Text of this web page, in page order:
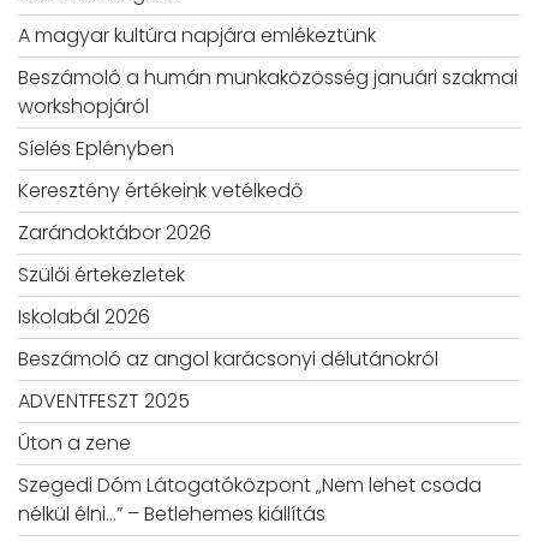
A magyar kultúra napjára emlékeztünk
Beszámoló a humán munkaközösség januári szakmai
workshopjáról
Síelés Eplényben
Keresztény értékeink vetélkedő
Zarándoktábor 2026
Szülői értekezletek
Iskolabál 2026
Beszámoló az angol karácsonyi délutánokról
ADVENTFESZT 2025
Úton a zene
Szegedi Dóm Látogatóközpont „Nem lehet csoda
nélkül élni…” – Betlehemes kiállítás